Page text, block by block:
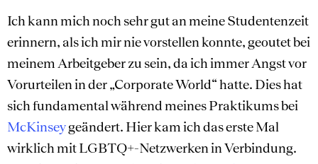
Ich kann mich noch sehr gut an meine Studentenzeit
erinnern, als ich mir nie vorstellen konnte, geoutet bei
meinem Arbeitgeber zu sein, da ich immer Angst vor
Vorurteilen in der „Corporate World“ hatte. Dies hat
sich fundamental während meines Praktikums bei
McKinseygeändert. Hier kam ich das erste Mal
wirklich mit LGBTQ+-Netzwerken in Verbindung.